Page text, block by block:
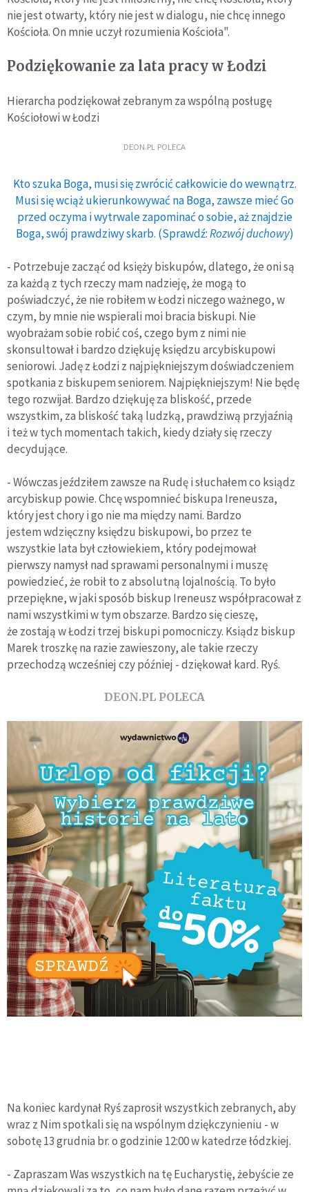
nie jest otwarty, który nie jest w dialogu, nie chcę innego
Kościoła. On mnie uczył rozumienia Kościoła".
Podziękowanie za lata pracy w Łodzi
Hierarcha podziękował zebranym za wspólną posługę
Kościołowi w Łodzi
DEON.PL POLECA
Kto szuka Boga, musi się zwrócić całkowicie do wewnątrz.
Musi się wciąż ukierunkowywać na Boga, zawsze mieć Go
przed oczyma i wytrwale zapominać o sobie, aż znajdzie
Boga, swój prawdziwy skarb. (Sprawdź:Rozwój duchowy)
- Potrzebuje zacząć od księży biskupów, dlatego, że oni są
za każdą z tych rzeczy mam nadzieję, że mogą to
poświadczyć, że nie robiłem w Łodzi niczego ważnego, w
czym, by mnie nie wspierali moi bracia biskupi. Nie
wyobrażam sobie robić coś, czego bym z nimi nie
skonsultował i bardzo dziękuję księdzu arcybiskupowi
seniorowi. Jadę z Łodzi z najpiękniejszym doświadczeniem
spotkania z biskupem seniorem. Najpiękniejszym! Nie będę
tego rozwijał. Bardzo dziękuję za bliskość, przede
wszystkim, za bliskość taką ludzką, prawdziwą przyjaźnią
i też w tych momentach takich, kiedy działy się rzeczy
decydujące.
- Wówczas jeździłem zawsze na Rudę i słuchałem co ksiądz
arcybiskup powie. Chcę wspomnieć biskupa Ireneusza,
który jest chory i go nie ma między nami. Bardzo
jestem wdzięczny księdzu biskupowi, bo przez te
wszystkie lata był człowiekiem, który podejmował
pierwszy namysł nad sprawami personalnymi i muszę
powiedzieć, że robił to z absolutną lojalnością. To było
przepiękne, w jaki sposób biskup Ireneusz współpracował z
nami wszystkimi w tym obszarze. Bardzo się cieszę,
że zostają w Łodzi trzej biskupi pomocniczy. Ksiądz biskup
Marek troszkę na razie zawieszony, ale takie rzeczy
przechodzą wcześniej czy później - dziękował kard. Ryś.
DEON.PL POLECA
Na koniec kardynał Ryś zaprosił wszystkich zebranych, aby
wraz z Nim spotkali się na wspólnym dziękczynieniu - w
sobotę 13 grudnia br. o godzinie 12:00 w katedrze łódzkiej.
- Zapraszam Was wszystkich na tę Eucharystię, żebyście ze